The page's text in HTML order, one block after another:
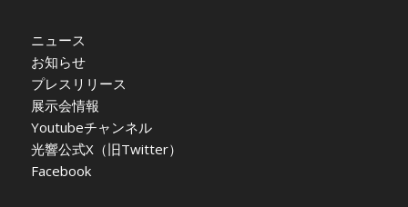
ニュース
お知らせ
プレスリリース
展示会情報
Youtubeチャンネル
光響公式X（旧Twitter）
Facebook